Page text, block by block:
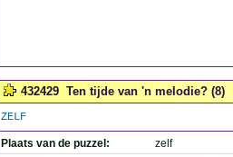
432429 Ten tijde van 'n melodie? (8)
ZELF
Plaats van de puzzel:
zelf